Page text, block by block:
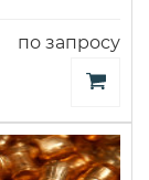
по запросу